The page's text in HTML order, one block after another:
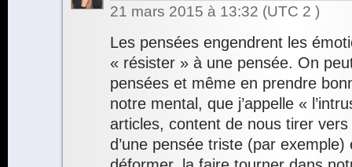
21 mars 2015 à 13:32 (UTC 2 )
Les pensées engendrent les
« résister » à une pensée. On
pensées et même en prendre
notre mental, que j’appelle «
articles, content de nous tirer vers
d’une pensée triste (par exemple)